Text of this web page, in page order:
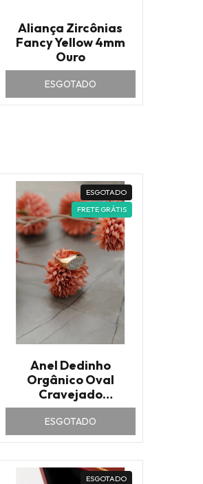
Aliança Zircônias
Fancy Yellow 4mm
Ouro
ESGOTADO
ESGOTADO
FRETE GRÁTIS
Anel Dedinho
Orgânico Oval
Cravejado
Zircônias Brancas
Ouro
ESGOTADO
ESGOTADO